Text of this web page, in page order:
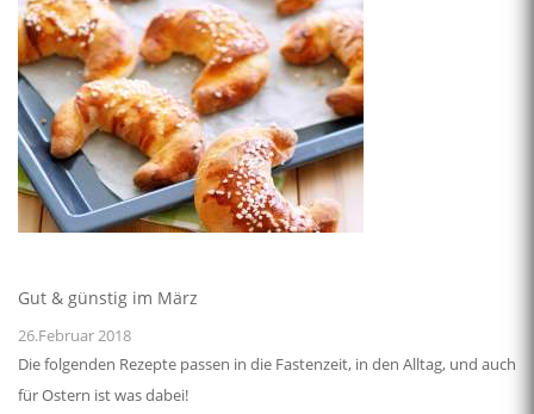
Gut & günstig im März
26.Februar 2018
Die folgenden Rezepte passen in die Fastenzeit, in den Alltag, und auch
für Ostern ist was dabei!